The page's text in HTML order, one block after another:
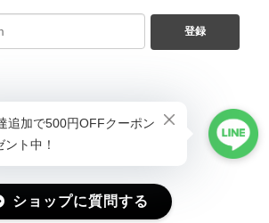
登録
ショップに質問する